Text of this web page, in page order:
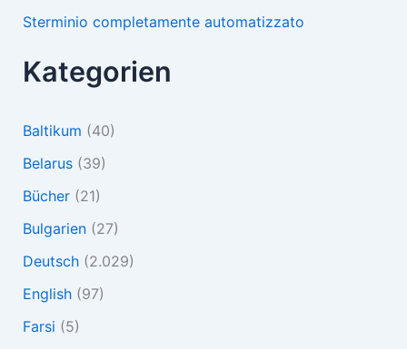
Sterminio completamente automatizzato
Kategorien
Baltikum (40)
Belarus(39)
Bücher(21)
Bulgarien(27)
Deutsch(2.029)
English(97)
Farsi (5)